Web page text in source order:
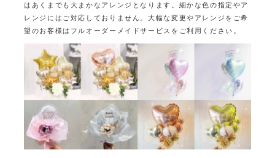
はあくまでも大まかなアレンジとなります。 細かな色の指定やア
レンジにはご対応しておりません。大幅な変更やアレンジをご希
望のお客様はフルオーダーメイドサービスをご利用ください。